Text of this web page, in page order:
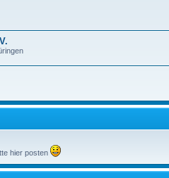
hier posten